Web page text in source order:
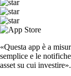
«Questa app è a
semplice e le
asset su cui investire».